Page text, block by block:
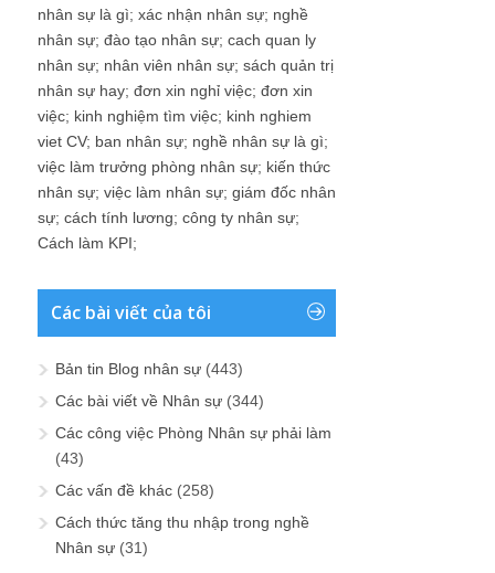
nhân sự là gì; xác nhận nhân sự; nghề
nhân sự; đào tạo nhân sự; cach quan ly
nhân sự; nhân viên nhân sự; sách quản trị
nhân sự hay; đơn xin nghỉ việc; đơn xin
việc; kinh nghiệm tìm việc; kinh nghiem
viet CV; ban nhân sự; nghề nhân sự là gì;
việc làm trưởng phòng nhân sự; kiến thức
nhân sự; việc làm nhân sự; giám đốc nhân
sự; cách tính lương; công ty nhân sự;
Cách làm KPI;
Các bài viết của tôi
Bản tin Blog nhân sự (443)
Các bài viết về Nhân sự (344)
Các công việc Phòng Nhân sự phải làm
(43)
Các vấn đề khác (258)
Cách thức tăng thu nhập trong nghề
Nhân sự (31)